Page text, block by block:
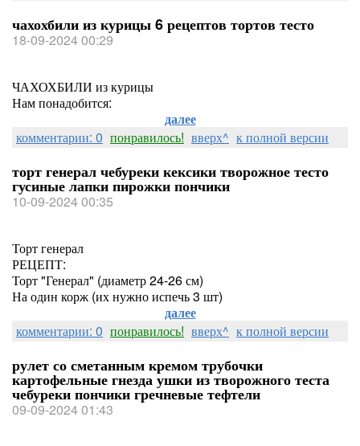
чахохбили из курицы 6 рецептов тортов тесто
18-09-2024 00:29
ЧАХОХБИЛИ из курицы
Нам понадобится:
далее
комментарии: 0 понравилось! вверх^ к полной версии
торт генерал чебуреки кексики творожное тесто
гусиные лапки пирожки пончики
10-09-2024 00:35
Торт генерал
РЕЦЕПТ:
Торт "Генерал" (диаметр 24-26 см)
На один корж (их нужно испечь 3 шт)
далее
комментарии: 0 понравилось! вверх^ к полной версии
рулет со сметанным кремом трубочки
картофельные гнезда ушки из творожного теста
чебуреки пончики гречневые тефтели
09-09-2024 01:43